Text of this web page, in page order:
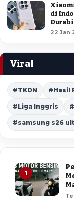
di
22 Jan
Viral
#TKDN #Hasil
#Liga Inggris
#samsung s26
1